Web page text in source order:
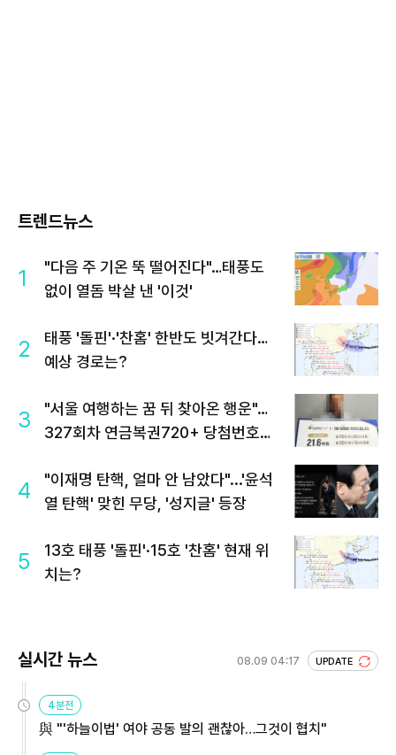
트렌드뉴스
1
"다음 주 기온 뚝 떨어진다"…태풍도
없이 열돔 박살 낸 '이것'
2
태풍 '돌핀'·'찬홈' 한반도 빗겨간다…
예상 경로는?
3
"서울 여행하는 꿈 뒤 찾아온 행운"…
327회차 연금복권720+ 당첨번호조
4
"이재명 탄핵, 얼마 안 남았다"...'윤석
열 탄핵' 맞힌 무당, '성지글' 등장
5
13호 태풍 '돌핀'·15호 '찬홈' 현재 위
치는?
실시간 뉴스 08.09 04:17 UPDATE
4분전
與 "'하늘이법' 여야 공동 발의 괜찮아…그것이 협치"